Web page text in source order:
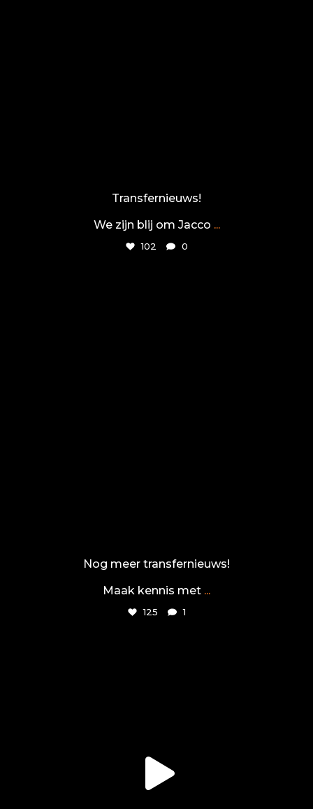
Transfernieuws!
We zijn blij om Jacco ...
102 0
Nog meer transfernieuws!
Maak kennis met ...
125 1